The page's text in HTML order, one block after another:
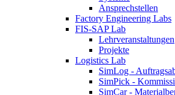
Ansprechstellen
Factory Engineering Labs
FIS-SAP Lab
Lehrveranstaltungen
Projekte
Logistics Lab
SimLog -
SimPick -
SimCar -